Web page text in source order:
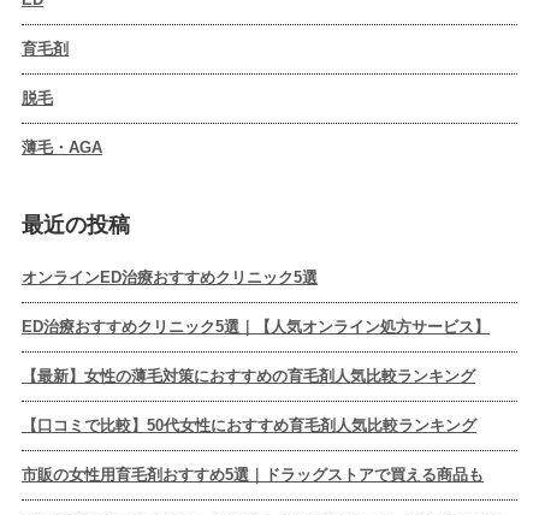
育毛剤
脱毛
薄毛・AGA
最近の投稿
オンラインED治療おすすめクリニック5選
ED治療おすすめクリニック5選｜【人気オンライン処方サービス】
【最新】女性の薄毛対策におすすめの育毛剤人気比較ランキング
【口コミで比較】50代女性におすすめ育毛剤人気比較ランキング
市販の女性用育毛剤おすすめ5選｜ドラッグストアで買える商品も